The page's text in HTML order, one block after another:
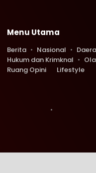
Menu Utama
Berita Nasional
Hukum dan Krimknal
Ruang Opini
Lifestyle